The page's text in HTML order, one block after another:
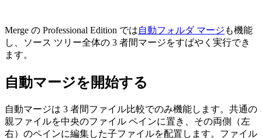
Merge の Professional Edition では自動フォルダ マージ も機能
し、ソース ツリー全体の 3 者間マージをすばやく実行でき
ます。
自動マージを開始する
自動マージは 3 者間ファイル比較でのみ機能します。共通の
親ファイルを中央のファイル ペインに置き、その両側（左
右）のペインに編集した子ファイルを配置します。ファイル